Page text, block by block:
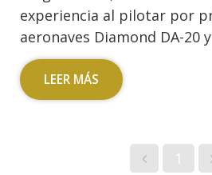
experiencia al pilotar por
aeronaves Diamond DA-20
LEER MÁS
1